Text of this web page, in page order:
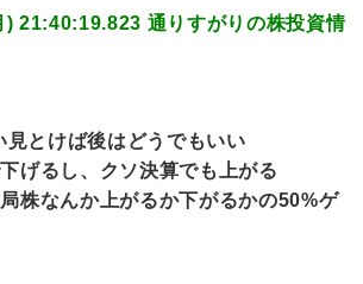
21:40:19.823 通りすがりの株投資情
とけば後はどうでもいい
げるし、クソ決算でも上がる
株なんか上がるか下がるかの50%ゲ